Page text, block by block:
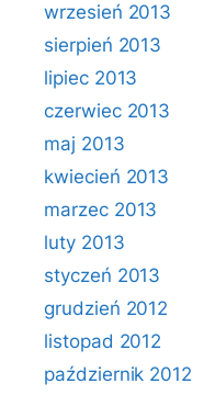
wrzesień 2013
sierpień 2013
lipiec 2013
czerwiec 2013
maj 2013
kwiecień 2013
marzec 2013
luty 2013
styczeń 2013
grudzień 2012
listopad 2012
październik 2012